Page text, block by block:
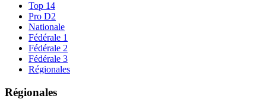
Top 14
Pro D2
Nationale
Fédérale 1
Fédérale 2
Fédérale 3
Régionales
Régionales